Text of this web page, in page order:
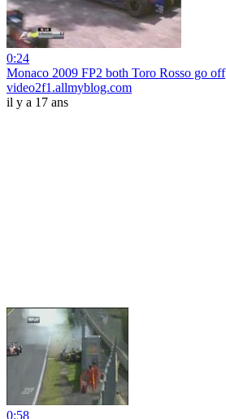
0:24
Monaco 2009 FP2 both Toro Rosso go off
video2f1.allmyblog.com
il y a 17 ans
0:58